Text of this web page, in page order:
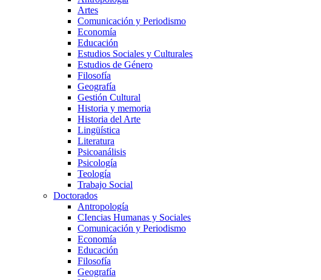
Artes
Comunicación y Periodismo
Economía
Educación
Estudios Sociales y Culturales
Estudios de Género
Filosofía
Geografía
Gestión Cultural
Historia y memoria
Historia del Arte
Lingüística
Literatura
Psicoanálisis
Psicología
Teología
Trabajo Social
Doctorados
Antropología
CIencias Humanas y Sociales
Comunicación y Periodismo
Economía
Educación
Filosofía
Geografía